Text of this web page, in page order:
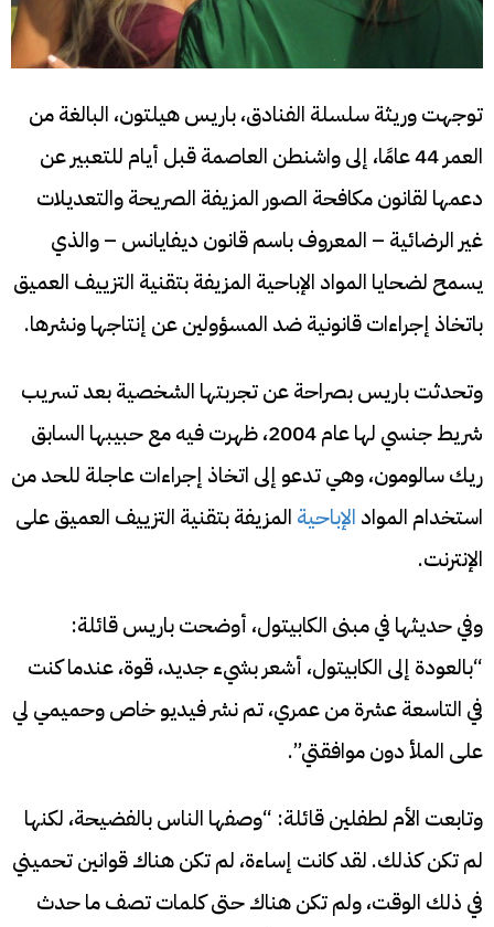
توجهت وريثة سلسلة الفنادق، باريس هيلتون، البالغة من
العمر 44 عامًا، إلى واشنطن العاصمة قبل أيام للتعبير عن
دعمها لقانون مكافحة الصور المزيفة الصريحة والتعديلات
غير الرضائية – المعروف باسم قانون ديفايانس – والذي
يسمح لضحايا المواد الإباحية المزيفة بتقنية التزييف العميق
باتخاذ إجراءات قانونية ضد المسؤولين عن إنتاجها ونشرها.
وتحدثت باريس بصراحة عن تجربتها الشخصية بعد تسريب
شريط جنسي لها عام 2004، ظهرت فيه مع حبيبها السابق
ريك سالومون، وهي تدعو إلى اتخاذ إجراءات عاجلة للحد من
استخدام المواد الإباحية المزيفة بتقنية التزييف العميق على
الإنترنت.
وفي حديثها في مبنى الكابيتول، أوضحت باريس قائلة:
“بالعودة إلى الكابيتول، أشعر بشيء جديد، قوة، عندما كنت
في التاسعة عشرة من عمري، تم نشر فيديو خاص وحميمي لي
على الملأ دون موافقتي”.
وتابعت الأم لطفلين قائلة: “وصفها الناس بالفضيحة، لكنها
لم تكن كذلك. لقد كانت إساءة، لم تكن هناك قوانين تحميني
في ذلك الوقت، ولم تكن هناك حتى كلمات تصف ما حدث